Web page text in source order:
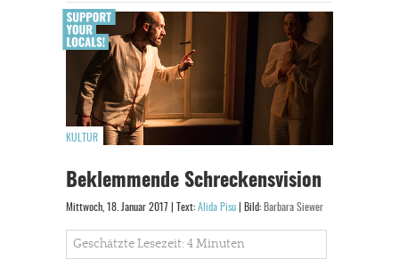
KULTUR
Beklemmende Schreckensvision
Mittwoch, 18. Januar 2017 | Text: Alida Pisu | Bild: Barbara Siewer
Geschätzte Lesezeit: 4 Minuten